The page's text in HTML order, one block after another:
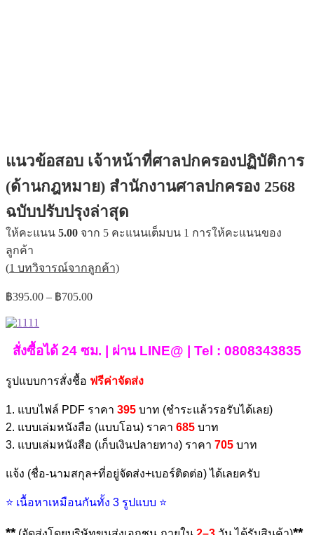
แนวข้อสอบ เจ้าหน้าที่ศาลปกครองปฏิบัติการ
(ด้านกฎหมาย) สำนักงานศาลปกครอง 2568
ฉบับปรับปรุงล่าสุด
ให้คะแนน 5.00 จาก 5 คะแนนเต็มบน 1 การให้คะแนนของ
ลูกค้า
(1 บทวิจารณ์จากลูกค้า)
฿395.00 – ฿705.00Price
฿705.00
สั่งซื้อได้ 24 ซม. | ผ่าน LINE@ | Tel : 0808343835
รูปแบบการสั่งชื้อ ฟรีค่าจัดส่ง
1. แบบไฟล์ PDF ราคา 395 บาท (ชำระแล้วรอรับได้เลย)
2. แบบเล่มหนังสือ (แบบโอน) ราคา 685 บาท
3. แบบเล่มหนังสือ (เก็บเงินปลายทาง) ราคา 705 บาท
แจ้ง (ชื่อ-นามสกุล+ที่อยู่จัดส่ง+เบอร์ติดต่อ) ได้เลยครับ
⭐ เนื้อหาเหมือนกันทั้ง 3 รูปแบบ ⭐